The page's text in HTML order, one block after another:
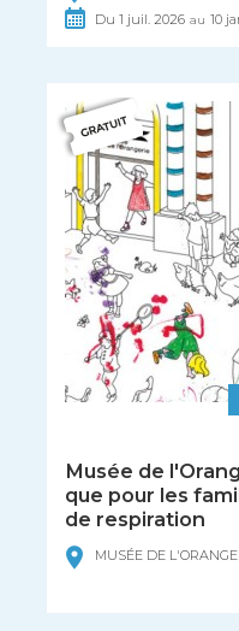
Du1 juil. 2026 au 10
Musée de
que pour les
de respiration
MUSÉE DE